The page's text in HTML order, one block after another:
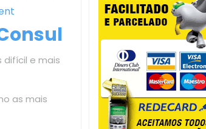
difícil e mais
as mais